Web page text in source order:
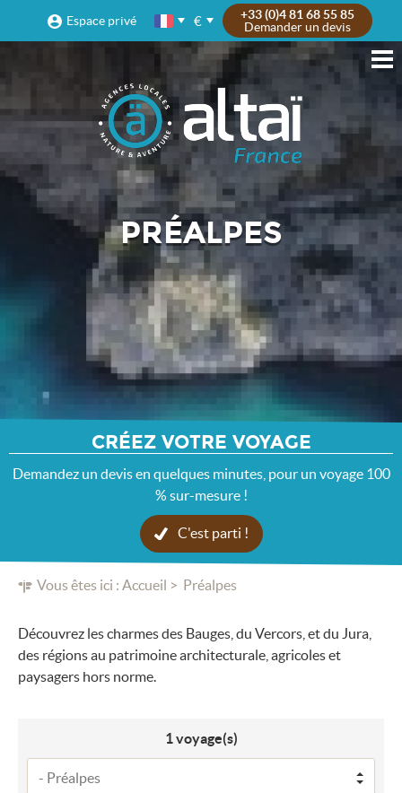
Espace privé €
+33 (0)4 81 68 55 85
Demander un devis
CRÉEZ VOTRE VOYAGE
Demandez un devis en quelques minutes, pour un voyage 100
% sur-mesure !
C'est parti !
Vous êtes ici : Accueil Préalpes
PRÉALPES
Découvrez les charmes des Bauges, du Vercors, et du Jura,
des régions au patrimoine architecturale, agricoles et
paysagers hors norme.
1voyage(s)